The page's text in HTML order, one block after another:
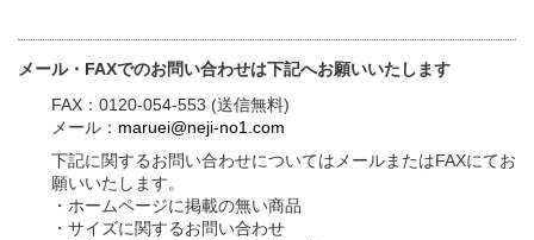
メール・FAXでのお問い合わせは下記へお願いいたします
FAX：0120-054-553 (送信無料)
メール： maruei@neji-no1.com
下記に関するお問い合わせについてはメールまたはFAXにてお
願いいたします。
・ホームページに掲載の無い商品
・サイズに関するお問い合わせ